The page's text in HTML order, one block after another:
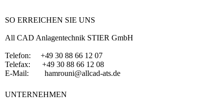
SO ERREICHEN SIE UNS
All CAD Anlagentechnik STIER GmbH
Telefon: +49 30 88 66 12 07
Telefax: +49 30 88 66 12 08
E-Mail: hamrouni@allcad-ats.de
UNTERNEHMEN